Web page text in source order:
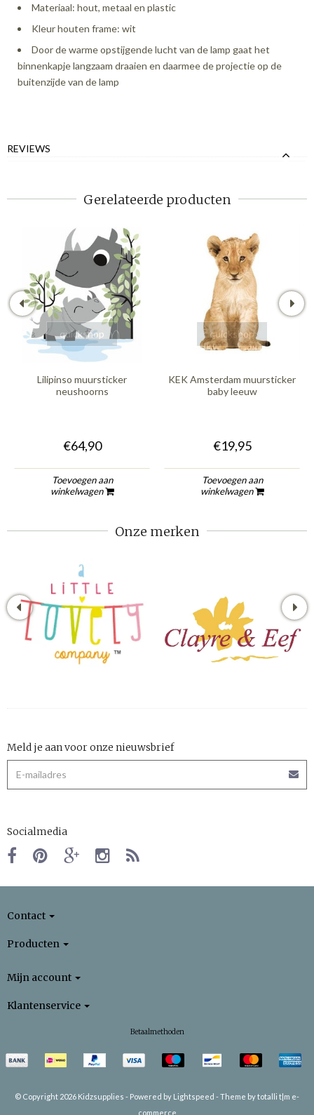
Materiaal: hout, metaal en plastic
Kleur houten frame: wit
Door de warme opstijgende lucht van de lamp gaat het
binnenkapje langzaam draaien en daarmee de projectie op de
buitenzijde van de lamp
REVIEWS
Gerelateerde producten
quickshop
Lilipinso muursticker
neushoorns
€64,90
Toevoegen aan
winkelwagen
quickshop
KEK Amsterdam muursticker
baby leeuw
€19,95
Toevoegen aan
winkelwagen
Onze merken
Meld je aan voor onze nieuwsbrief
Socialmedia
Contact
Producten
Mijn account
Klantenservice
Betaalmethoden
© Copyright 2026 Kidzsupplies - Powered by Lightspeed -Theme by totalli t|m e-
commerce